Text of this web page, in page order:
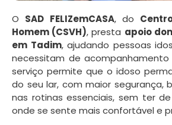
O SAD FELIZemCASA, do
Homem (CSVH), presta apoio
em Tadim, ajudando pessoas
necessitam de
serviço permite que o idoso
do seu lar, com maior segurança,
nas rotinas essenciais, sem ter
onde se sente mais confortável e